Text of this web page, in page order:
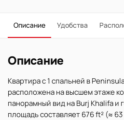
Описание Удобства
Описание
Квартира с 1 спальней в
расположена на высшем этаже
панорамный вид на Burj Khalifa и
площадь составляет 676 ft² (≈ 63